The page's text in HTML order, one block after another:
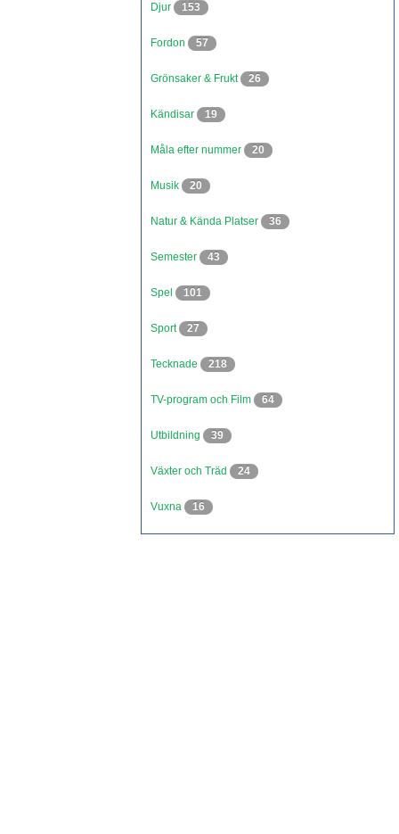
Djur 153
Fordon 57
Grönsaker & Frukt 26
Kändisar 19
Måla efter nummer 20
Musik 20
Natur & Kända Platser 36
Semester 43
Spel 101
Sport 27
Tecknade 218
TV-program och Film 64
Utbildning 39
Växter och Träd 24
Vuxna 16